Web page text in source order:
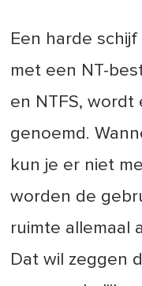
Een harde
met een NT-
en NTFS, wordt
genoemd.
kun je er niet
worden de
ruimte allemaal
Dat wil zeggen